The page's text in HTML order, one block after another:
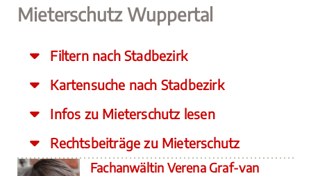
Mieterschutz Wuppertal
Filtern nach Stadbezirk
Kartensuche nach Stadbezirk
Infos zu Mieterschutz lesen
Rechtsbeiträge zu Mieterschutz
Fachanwältin Verena Graf-van